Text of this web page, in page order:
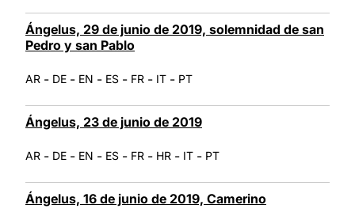
Ángelus, 29 de junio de 2019, solemnidad de san
Pedro y san Pablo
AR - DE - EN - ES - FR - IT - PT
Ángelus, 23 de junio de 2019
AR - DE - EN - ES - FR - HR - IT - PT
Ángelus, 16 de junio de 2019, Camerino